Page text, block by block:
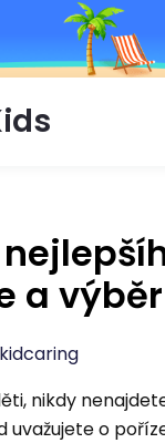
a výběr
nikdy
uvažujete o